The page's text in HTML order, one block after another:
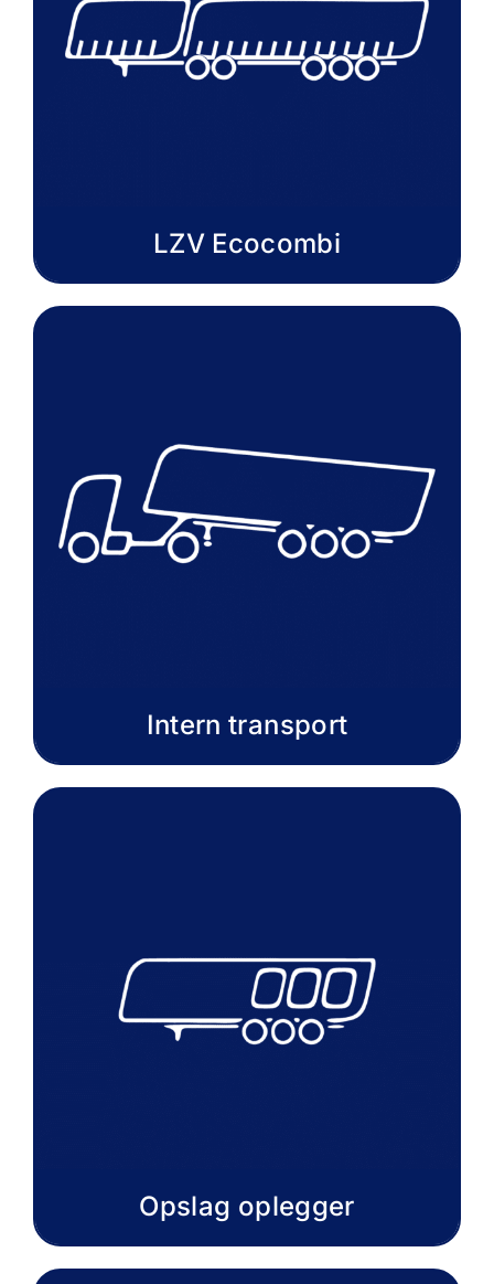
LZV Ecocombi
Intern transport
Opslag oplegger